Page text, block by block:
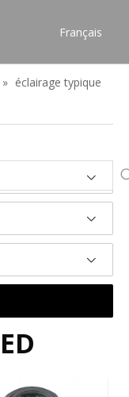
Français
Pусский
العربية
» éclairage typique